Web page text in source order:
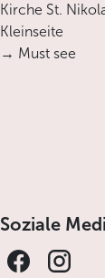
Kirche St.
Kleinseite
→ Must see
Soziale